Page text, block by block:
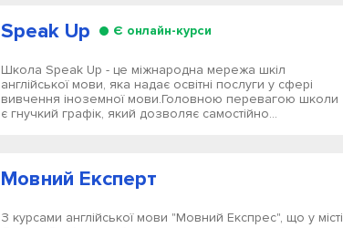
Speak Up Є онлайн-курси
Школа Speak Up - це міжнародна мережа шкіл
англійської мови, яка надає освітні послуги у сфері
вивчення іноземної мови.Головною перевагою школи
є гнучкий графік, який дозволяє самостійно...
Мовний Експерт
З курсами англійської мови "Мовний Експрес", що у місті